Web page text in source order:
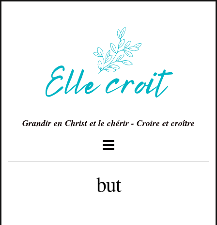
Grandir en Christ et le chérir - Croire et croître
but